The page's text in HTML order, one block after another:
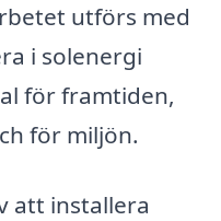
utförs med
i solenergi
för framtiden,
för miljön.
att installera